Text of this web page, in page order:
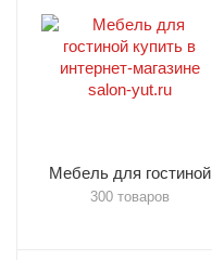
Мебель для гостиной
300 товаров